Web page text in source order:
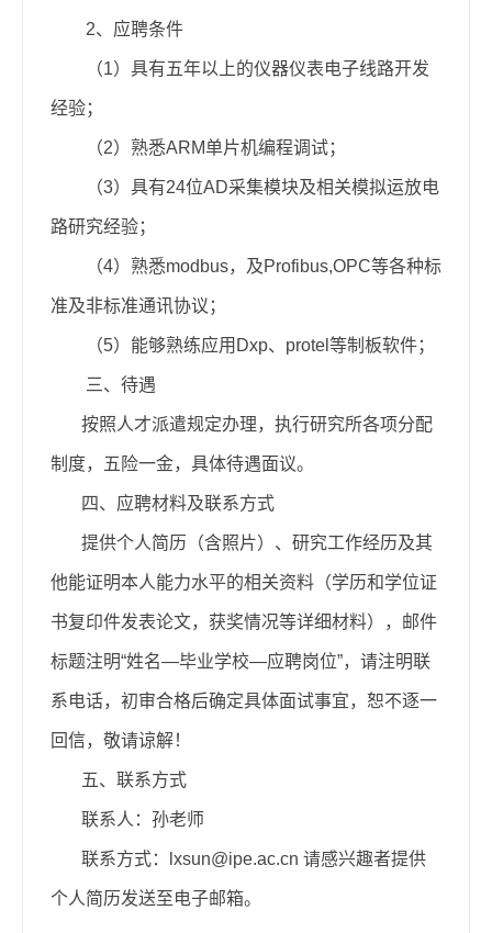
2、应聘条件
（1） 具有五年以上的仪器仪表电子线路开发
经验；
（2） 熟悉ARM单片机编程调试；
（3） 具有24位AD采集模块及相关模拟运放电
路研究经验；
（4）熟悉modbus，及Profibus,OPC等各种标
准及非标准通讯协议；
（5） 能够熟练应用Dxp、protel等制板软件；
三、待遇
按照人才派遣规定办理，执行研究所各项分配
制度，五险一金，具体待遇面议。
四、应聘材料及联系方式
提供个人简历（含照片）、研究工作经历及其
他能证明本人能力水平的相关资料（学历和学位证
书复印件发表论文，获奖情况等详细材料），邮件
标题注明“姓名—毕业学校—应聘岗位”，请注明联
系电话，初审合格后确定具体面试事宜，恕不逐一
回信，敬请谅解！
五、联系方式
联系人：孙老师
联系方式： lxsun@ipe.ac.cn 请感兴趣者提供
个人简历发送至电子邮箱。